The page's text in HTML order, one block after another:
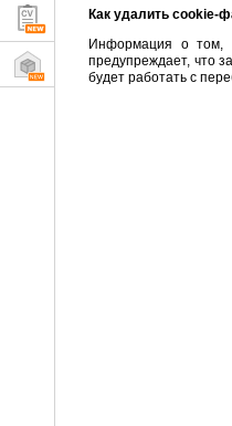
Как удалить cookie-
Информация о том,
предупреждает, что
будет работать с